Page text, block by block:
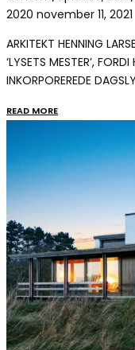
2020 november 11, 2021
ARKITEKT HENNING
‘LYSETS MESTER’,
INKORPOREREDE
READ MORE